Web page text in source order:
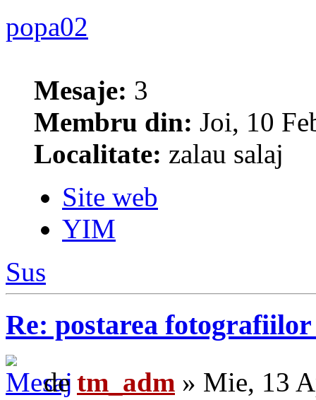
popa02
Mesaje: 3
Membru din: Joi, 10
Localitate: zalau salaj
Site web
YIM
Sus
Re: postarea
de tm_adm » Mie, 13